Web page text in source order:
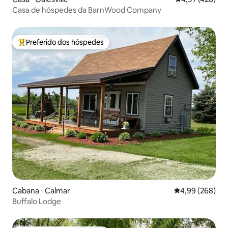
Casa de hóspedes da BarnWood Company
Entre os melhores preferidos dos hóspedes
Preferido dos hóspedes
Cabana ⋅ Calmar 4,99 de uma
4,99 (268)
Buffalo Lodge